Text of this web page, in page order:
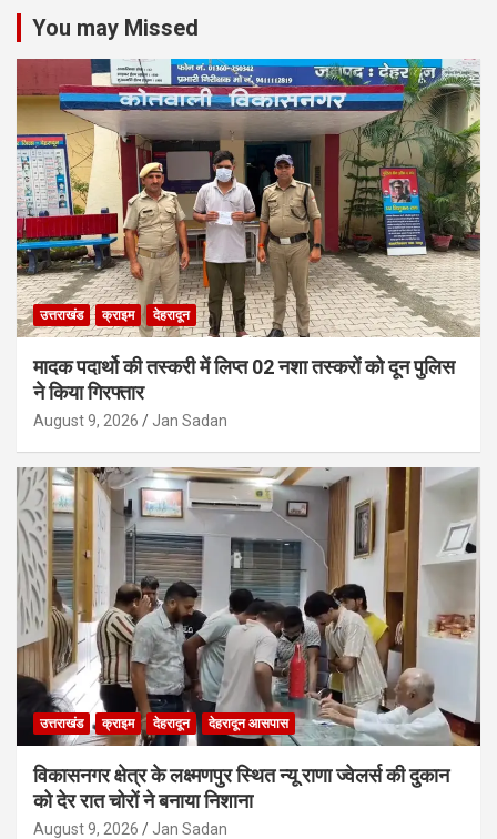
You may Missed
उत्तराखंड क्राइम देहरादून
मादक पदार्थो की तस्करी में लिप्त 02 नशा तस्करों को दून पुलिस
ने किया गिरफ्तार
August 9, 2026 Jan Sadan
उत्तराखंड क्राइम देहरादून देहरादून आसपास
विकासनगर क्षेत्र के लक्ष्मणपुर स्थित न्यू राणा ज्वेलर्स की दुकान
को देर रात चोरों ने बनाया निशाना
August 9, 2026 Jan Sadan